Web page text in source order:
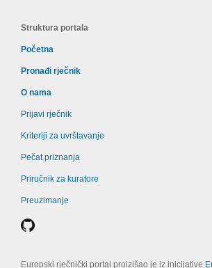
Struktura portala
Početna
Pronađi rječnik
O nama
Prijavi rječnik
Kriteriji za uvrštavanje
Pečat priznanja
Priručnik za kuratore
Preuzimanje
Europski rječnički portal proizišao je iz inicijative